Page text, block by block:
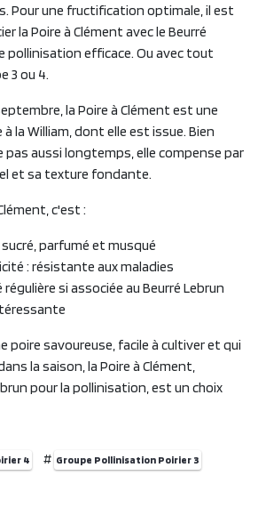
Pour une fructification optimale, il est
la Poire à Clément avec le Beurré
pollinisation efficace. Ou avec tout
3 ou 4.
la Poire à Clément est une
la William, dont elle est issue. Bien
pas aussi longtemps, elle compense par
et sa texture fondante.
c'est :
parfumé et musqué
: résistante aux maladies
si associée au Beurré Lebrun
poire savoureuse, facile à cultiver et qui
la saison, la Poire à Clément,
pour la pollinisation, est un choix
4 # Groupe Pollinisation Poirier 3